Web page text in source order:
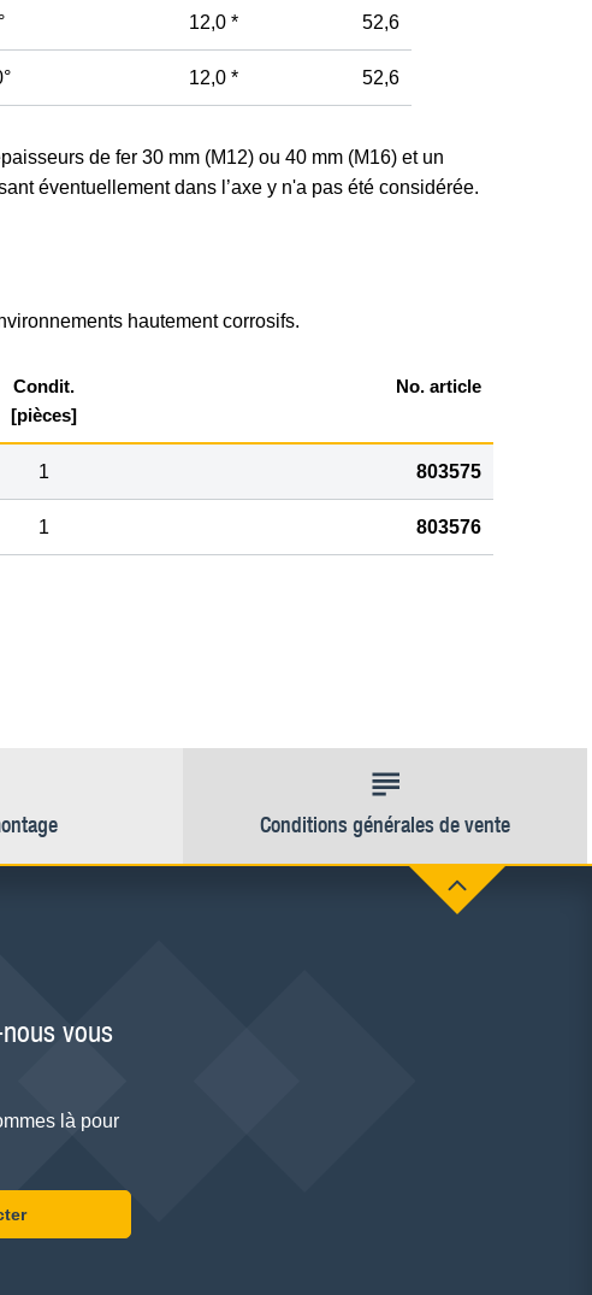
12,0 * 52,6
12,0 * 52,6
de fer 30 mm (M12) ou 40 mm (M16) et un
éventuellement dans l’axe y n'a pas été considérée.
hautement corrosifs.
Condit.
[pièces]
No. article
1 803575
1 803576
Conditions générales de vente
vous
là pour